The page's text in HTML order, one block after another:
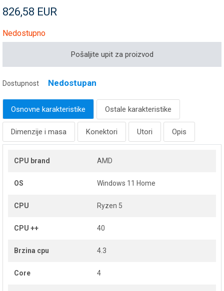
826,58 EUR
Nedostupno
Pošaljite upit za proizvod
Dostupnost Nedostupan
Osnovne karakteristike Ostale karakteristike
Dimenzije i masa Konektori Utori Opis
CPU brand AMD
OS Windows 11 Home
CPU Ryzen 5
CPU ++ 40
Brzina cpu 4.3
Core 4